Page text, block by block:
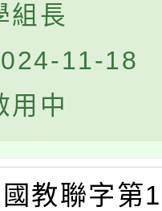
組長
11-18
用中
教聯字第